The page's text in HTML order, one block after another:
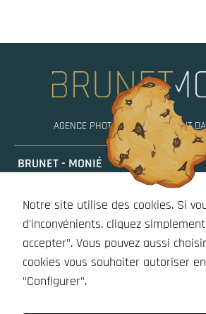
AGENCE PHOTO, MOBILE PARTOUT
BRUNET - MONIÉ
STORIES
BOUTIQUE (À VENIR)
OUTILS
Notre site utilise des cookies. Si
d'inconvénients, cliquez
accepter". Vous pouvez aussi
cookies vous souhaiter autoriser
"Configurer".